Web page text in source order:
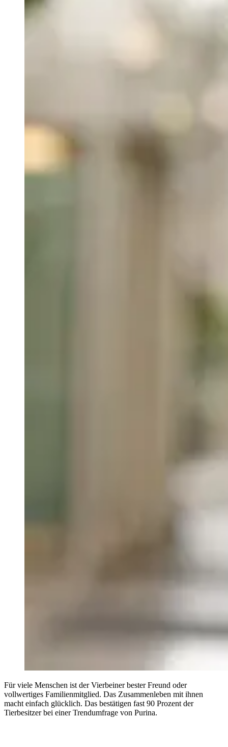
Für viele Menschen ist der Vierbeiner bester Freund oder
vollwertiges Familienmitglied. Das Zusammenleben mit ihnen
macht einfach glücklich. Das bestätigen fast 90 Prozent der
Tierbesitzer bei einer Trendumfrage von Purina.